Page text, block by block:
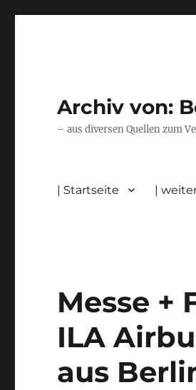
Archiv von:
– aus diversen Quellen zum
| Startseite |
Messe +
ILA
aus